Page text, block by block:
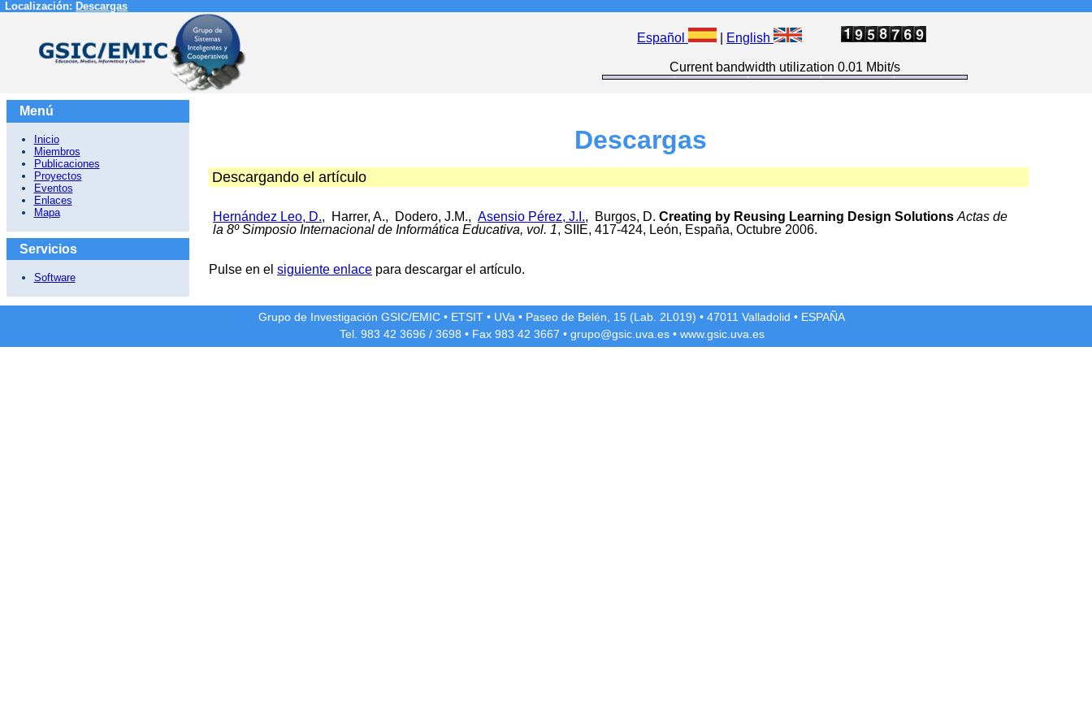
Localización: Descargas
Español English
Current bandwidth utilization 0.01 Mbit/s
Menú
Inicio
Miembros
Publicaciones
Proyectos
Eventos
Enlaces
Mapa
Servicios
Software
Descargas
Descargando el artículo
Hernández Leo, D., Harrer, A., Dodero, J.M., Asensio Pérez, J.I., Burgos, D. Creating by Reusing Learning Design Solutions Actas de
la 8º Simposio Internacional de Informática Educativa, vol. 1, SIIE, 417-424, León, España, Octubre 2006.
Pulse en el siguiente enlace para descargar el artículo.
Grupo de Investigación GSIC/EMIC • ETSIT • UVa • Paseo de Belén, 15 (Lab. 2L019) •47011 Valladolid • ESPAÑA
Tel. 983 42 3696 / 3698 • Fax 983 42 3667 • grupo@gsic.uva.es• www.gsic.uva.es